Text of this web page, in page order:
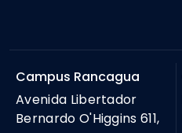
Campus Rancagua
Avenida Libertador
Bernardo O'Higgins 611,